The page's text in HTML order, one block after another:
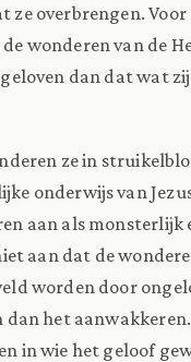
ze overbrengen.
wonderen van de
dan dat wat
ze in
onderwijs van
aan als monsterlijk
aan dat de
worden door
dan het
in wie het geloof